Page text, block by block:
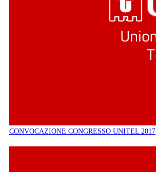
CONVOCAZIONE CONGRESSO UNITEL 2017